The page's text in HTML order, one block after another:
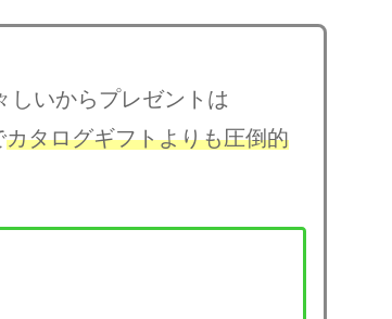
しいからプレゼントは
カタログギフトよりも圧倒的